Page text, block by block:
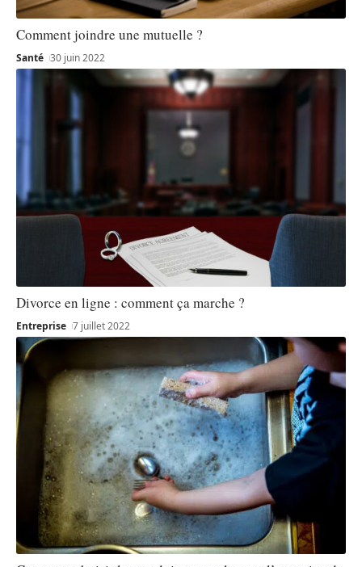
Comment joindre une mutuelle ?
Santé 30 juin 2022
Divorce en ligne : comment ça marche ?
Entreprise 7 juillet 2022